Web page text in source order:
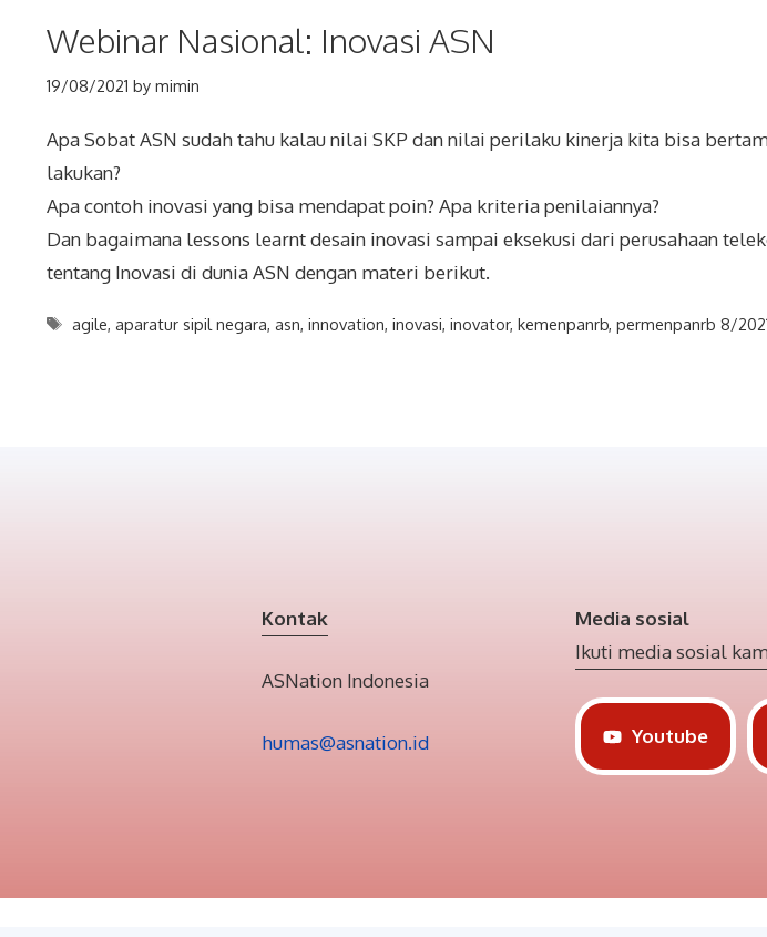
Webinar Nasional: Inovasi ASN
19/08/2021 by mimin
Apa Sobat ASN sudah tahu kalau nilai SKP dan nilai perilaku kinerja kita bisa
lakukan?
Apa contoh inovasi yang bisa mendapat poin? Apa kriteria penilaiannya?
Dan bagaimana lessons learnt desain inovasi sampai eksekusi dari perusahaan
tentang Inovasi di dunia ASN dengan materi berikut.
Tags
agile,aparatur sipil negara,asn,innovation,inovasi,inovator,kemenpanrb,permenpanrb 8/
Kontak
ASNation Indonesia
humas@asnation.id
Media sosial
Ikuti media sosial
Youtube